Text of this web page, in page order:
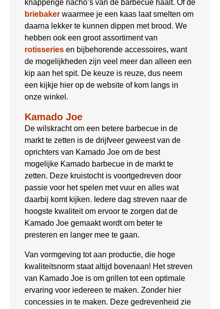
knapperige nacho’s van de barbecue haalt. Of de
briebaker waarmee je een kaas laat smelten om
daarna lekker te kunnen dippen met brood. We
hebben ook een groot assortiment van
rotisseries en bijbehorende accessoires, want
de mogelijkheden zijn veel meer dan alleen een
kip aan het spit. De keuze is reuze, dus neem
een kijkje hier op de website of kom langs in
onze winkel.
Kamado Joe
De wilskracht om een betere barbecue in de
markt te zetten is de drijfveer geweest van de
oprichters van Kamado Joe om de best
mogelijke Kamado barbecue in de markt te
zetten. Deze kruistocht is voortgedreven door
passie voor het spelen met vuur en alles wat
daarbij komt kijken. Iedere dag streven naar de
hoogste kwaliteit om ervoor te zorgen dat de
Kamado Joe gemaakt wordt om beter te
presteren en langer mee te gaan.
Van vormgeving tot aan productie, die hoge
kwaliteitsnorm staat altijd bovenaan! Het streven
van Kamado Joe is om grillen tot een optimale
ervaring voor iedereen te maken. Zonder hier
concessies in te maken. Deze gedrevenheid zie